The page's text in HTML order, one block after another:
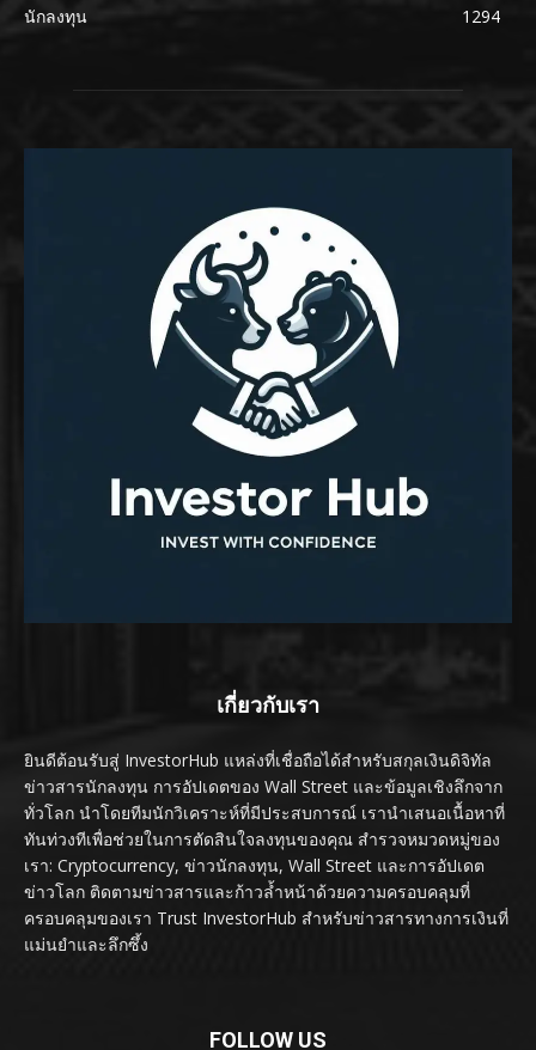
นักลงทุน
1294
เกี่ยวกับเรา
ยินดีต้อนรับสู่ InvestorHub แหล่งที่เชื่อถือได้สำหรับสกุลเงินดิจิทัล
ข่าวสารนักลงทุน การอัปเดตของ Wall Street และข้อมูลเชิงลึกจาก
ทั่วโลก นำโดยทีมนักวิเคราะห์ที่มีประสบการณ์ เรานำเสนอเนื้อหาที่
ทันท่วงทีเพื่อช่วยในการตัดสินใจลงทุนของคุณ สำรวจหมวดหมู่ของ
เรา: Cryptocurrency, ข่าวนักลงทุน, Wall Street และการอัปเดต
ข่าวโลก ติดตามข่าวสารและก้าวล้ำหน้าด้วยความครอบคลุมที่
ครอบคลุมของเรา Trust InvestorHub สำหรับข่าวสารทางการเงินที่
แม่นยำและลึกซึ้ง
FOLLOW US